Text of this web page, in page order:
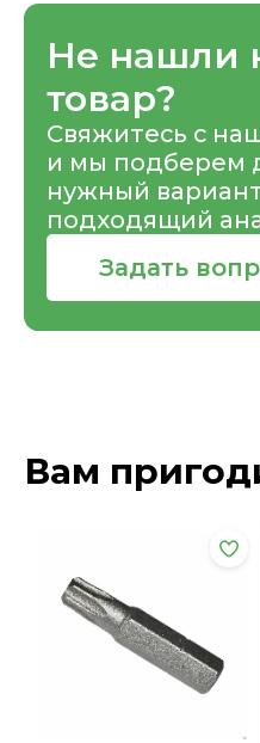
Не нашли
товар?
Свяжитесь с
и мы подберем
нужный
подходящий
Задать
Вам